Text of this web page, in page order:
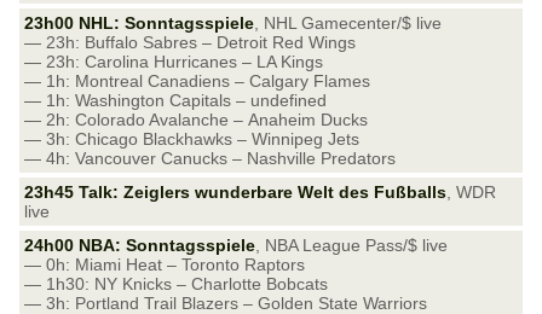
23h00 NHL: Sonntagsspiele , NHL Gamecenter/$ live
— 23h: Buffalo Sabres – Detroit Red Wings
— 23h: Carolina Hurricanes – LA Kings
— 1h: Montreal Canadiens – Calgary Flames
— 1h: Washington Capitals – undefined
— 2h: Colorado Avalanche – Anaheim Ducks
— 3h: Chicago Blackhawks – Winnipeg Jets
— 4h: Vancouver Canucks – Nashville Predators
23h45 Talk: Zeiglers wunderbare Welt des Fußballs , WDR
live
24h00 NBA: Sonntagsspiele , NBA League Pass/$ live
— 0h: Miami Heat – Toronto Raptors
— 1h30: NY Knicks – Charlotte Bobcats
— 3h: Portland Trail Blazers – Golden State Warriors